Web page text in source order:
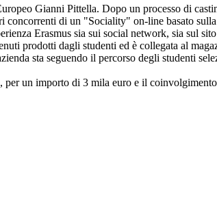
Gianni Pittella. Dopo un processo di
di un "Sociality" on-line basato
Erasmus sia sui social network, sia sul sito
prodotti dagli studenti ed è collegata al
sta seguendo il percorso degli studenti
un importo di 3 mila euro e il